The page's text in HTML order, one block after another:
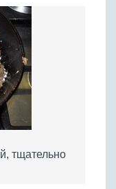
тщательно